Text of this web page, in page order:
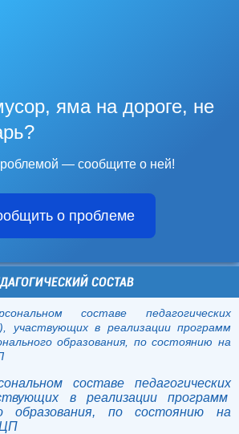
яма на дороге, не
— сообщите о ней!
о проблеме
СОСТАВ
составе педагогических
участвующих в реализации программ
образования, по состоянию на
составе педагогических
в реализации программ
образования, по состоянию на